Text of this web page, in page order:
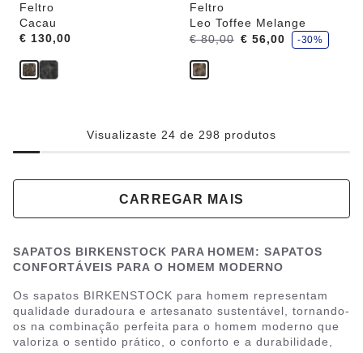
Feltro
Cacau
Price:
€ 130,00
Feltro
Leo Toffee Melange
Era:
€ 80,00
agora
€ 56,00
p
o
p
a
-30%
Visualizaste 24 de 298 produtos
CARREGAR MAIS
SAPATOS BIRKENSTOCK PARA HOMEM: SAPATOS
CONFORTÁVEIS PARA O HOMEM MODERNO
Os sapatos BIRKENSTOCK para homem representam
qualidade duradoura e artesanato sustentável, tornando-
os na combinação perfeita para o homem moderno que
valoriza o sentido prático, o conforto e a durabilidade,